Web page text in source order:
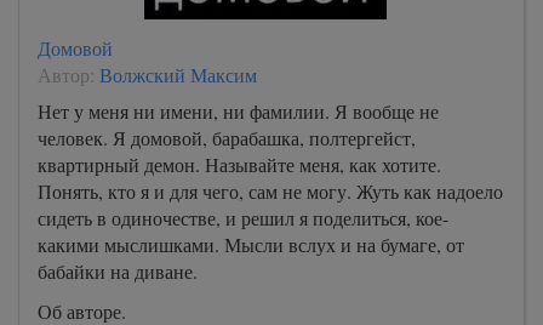
Домовой
Автор: Волжский Максим
Нет у меня ни имени, ни фамилии. Я вообще не
человек. Я домовой, барабашка, полтергейст,
квартирный демон. Называйте меня, как хотите.
Понять, кто я и для чего, сам не могу. Жуть как надоело
сидеть в одиночестве, и решил я поделиться, кое-
какими мыслишками. Мысли вслух и на бумаге, от
бабайки на диване.
Об авторе.